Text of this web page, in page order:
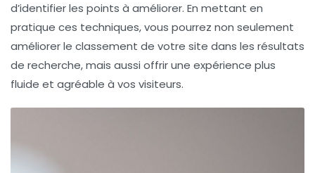
d’identifier les points à améliorer. En mettant en
pratique ces techniques, vous pourrez non seulement
améliorer le classement de votre site dans les résultats
de recherche, mais aussi offrir une expérience plus
fluide et agréable à vos visiteurs.